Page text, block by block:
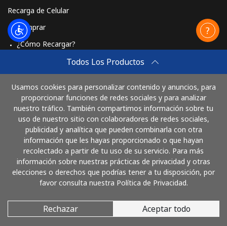
Todos Los Productos
Usamos cookies para personalizar contenido y anuncios, para
proporcionar funciones de redes sociales y para analizar
nuestro tráfico. También compartimos información sobre tu
uso de nuestro sitio con colaboradores de redes sociales,
publicidad y analítica que pueden combinarla con otra
información que les hayas proporcionado o que hayan
recolectado a partir de tu uso de su servicio. Para más
información sobre nuestras prácticas de privacidad y otras
elecciones o derechos que podrías tener a tu disposición, por
favor consulta nuestra Política de Privacidad.
Rechazar Aceptar todo
Recarga de Celular
Comprar
¿Cómo Recargar?
Comprar
Cómo funciona
Paga con
© 2026 LlamaArgentina